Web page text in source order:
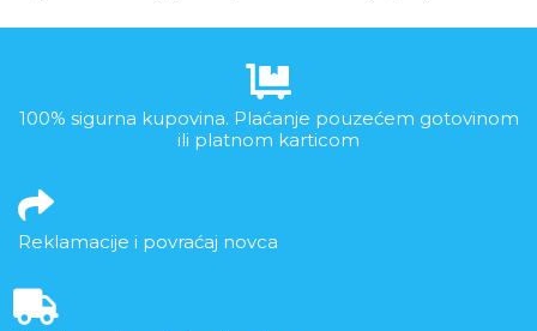
100% sigurna kupovina. Plaćanje pouzećem gotovinom
ili platnom karticom
Reklamacije i povraćaj novca